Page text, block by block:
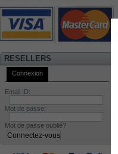
RESELLERS
Connexion
Email ID:
Mot de passe:
Mot de passe oublié?